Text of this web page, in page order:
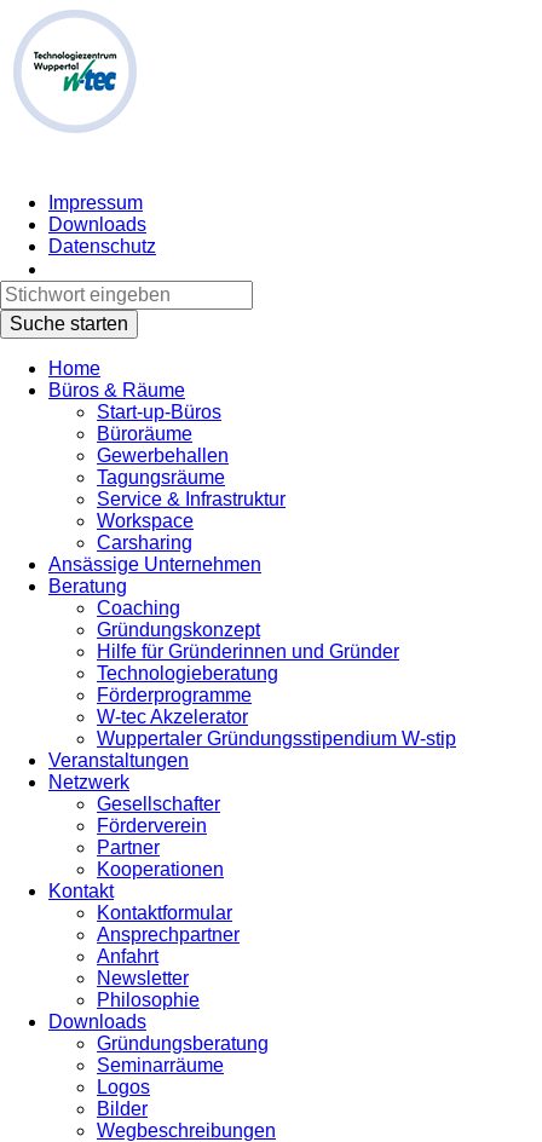
Impressum
Downloads
Datenschutz
Home
Büros & Räume
Start-up-Büros
Büroräume
Gewerbehallen
Tagungsräume
Service & Infrastruktur
Workspace
Carsharing
Ansässige Unternehmen
Beratung
Coaching
Gründungskonzept
Hilfe für Gründerinnen und Gründer
Technologieberatung
Förderprogramme
W-tec Akzelerator
Wuppertaler Gründungsstipendium W-stip
Veranstaltungen
Netzwerk
Gesellschafter
Förderverein
Partner
Kooperationen
Kontakt
Kontaktformular
Ansprechpartner
Anfahrt
Newsletter
Philosophie
Downloads
Gründungsberatung
Seminarräume
Logos
Bilder
Wegbeschreibungen